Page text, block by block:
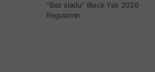
"Bez śladu" Black Yak 2026
Regulamin